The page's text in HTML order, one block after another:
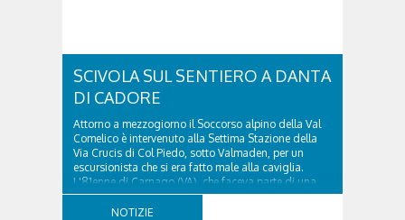
SCIVOLA SUL SENTIERO A DANTA
DI CADORE
Attorno a mezzogiorno il Soccorso alpino della Val
Comelico è intervenuto alla Settima Stazione della
Via Crucis di Col Piedo, sotto Valmaden, per un
escursionista che si era fatto male alla caviglia.
L'81enne di Carnago (VA), che faceva parte di una
comitiva e aveva riportato un trauma...
NOTIZIE